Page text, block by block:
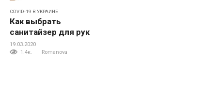
COVID-19 В УКРАИНЕ
Как выбрать
санитайзер для рук
19.03.2020
1.4к.
Romanova